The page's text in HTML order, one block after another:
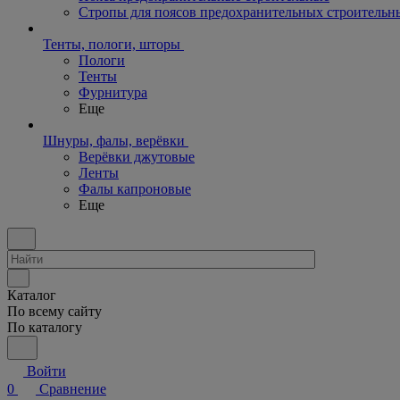
Стропы для поясов предохранительных
Тенты, пологи, шторы
Пологи
Тенты
Фурнитура
Еще
Шнуры, фалы, верёвки
Верёвки джутовые
Ленты
Фалы капроновые
Еще
Каталог
По всему сайту
По каталогу
Войти
0
Сравнение